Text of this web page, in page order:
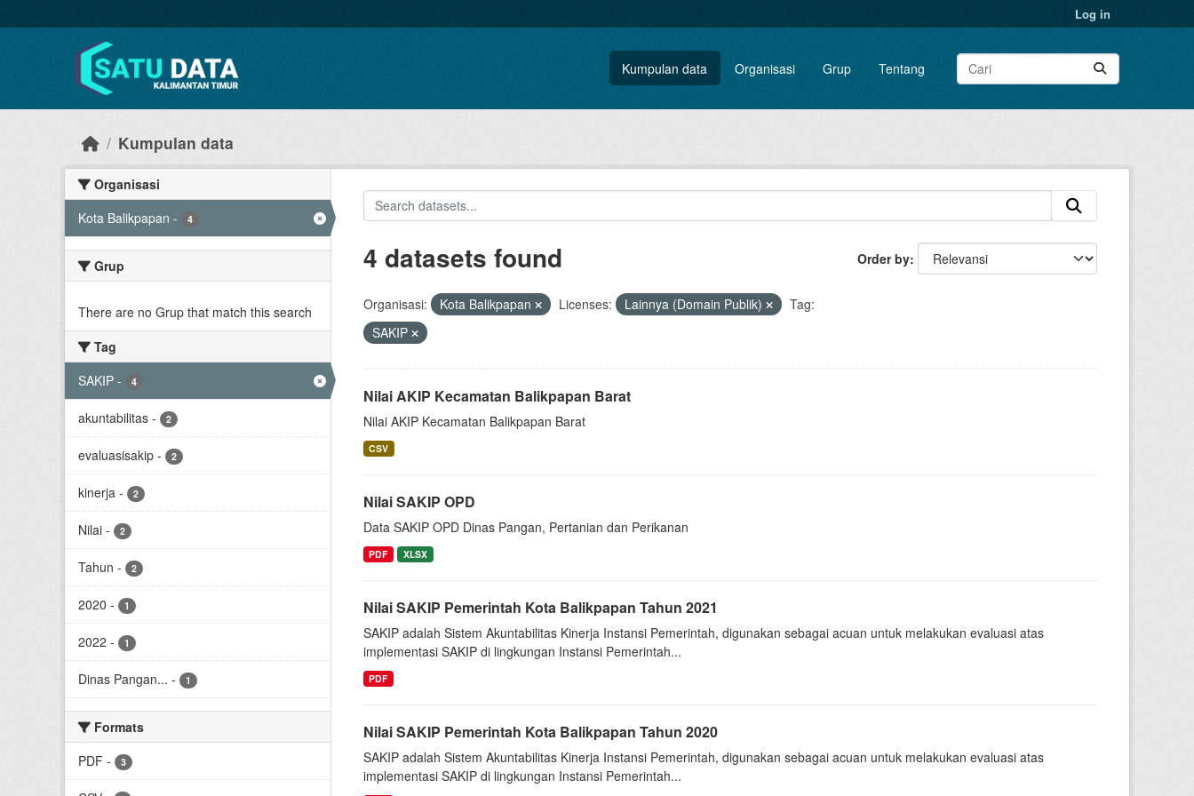
Log in
Kumpulan data Organisasi Grup Tentang
Kumpulan data
Organisasi
Kota Balikpapan - 4
Grup
There are no Grup that match this search
Tag
SAKIP - 4
akuntabilitas - 2
evaluasisakip - 2
kinerja - 2
Nilai - 2
Tahun - 2
2020 - 1
2022 - 1
Dinas Pangan... - 1
Formats
PDF - 3
Order by
4 datasets found
Organisasi: Kota Balikpapan Licenses: Lainnya (Domain Publik)
Tag:
SAKIP
Nilai AKIP Kecamatan Balikpapan Barat
Nilai AKIP Kecamatan Balikpapan Barat
CSV
Nilai SAKIP OPD
Data SAKIP OPD Dinas Pangan, Pertanian dan Perikanan
PDF XLSX
Nilai SAKIP Pemerintah Kota Balikpapan Tahun 2021
SAKIP adalah Sistem Akuntabilitas Kinerja Instansi Pemerintah, digunakan sebagai acuan untuk melakukan evaluasi atas
implementasi SAKIP di lingkungan Instansi Pemerintah...
PDF
Nilai SAKIP Pemerintah Kota Balikpapan Tahun 2020
SAKIP adalah Sistem Akuntabilitas Kinerja Instansi Pemerintah, digunakan sebagai acuan untuk melakukan evaluasi atas
implementasi SAKIP di lingkungan Instansi Pemerintah...